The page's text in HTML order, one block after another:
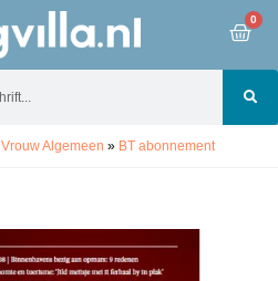
0
Vrouw Algemeen » BT abonnement